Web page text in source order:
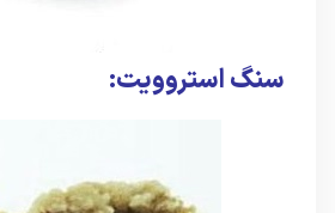
سنگ استروویت: